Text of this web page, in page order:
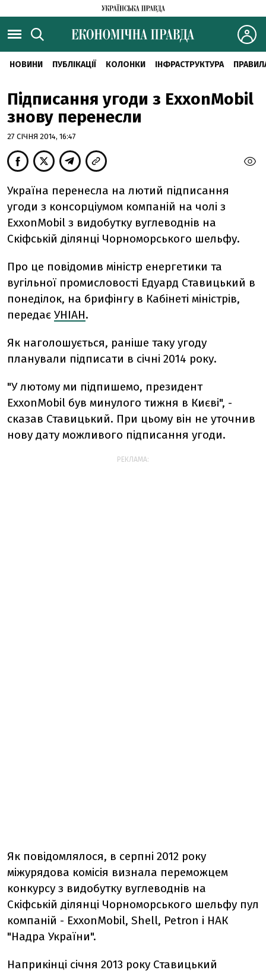
НОВИНИ ПУБЛІКАЦІЇ КОЛОНКИ ІНФРАСТРУКТУРА
Підписання угоди з ExxonMobil
знову перенесли
27 СІЧНЯ 2014, 16:47
Україна перенесла на лютий підписання
угоди з консорціумом компаній на чолі з
ExxonMobil з видобутку вуглеводнів на
Скіфській ділянці Чорноморського шельфу.
Про це повідомив міністр енергетики та
вугільної промисловості Едуард Ставицький в
понеділок, на брифінгу в Кабінеті міністрів,
передає УНІАН.
Як наголошується, раніше таку угоду
планували підписати в січні 2014 року.
"У лютому ми підпишемо, президент
ExxonMobil був минулого тижня в Києві", -
сказав Ставицький. При цьому він не уточнив
нову дату можливого підписання угоди.
РЕКЛАМА:
Як повідомлялося, в серпні 2012 року
міжурядова комісія визнала переможцем
конкурсу з видобутку вуглеводнів на
Скіфській ділянці Чорноморського шельфу пул
компаній - ExxonMobil, Shell, Petron і НАК
"Надра України".
Наприкінці січня 2013 року Ставицький